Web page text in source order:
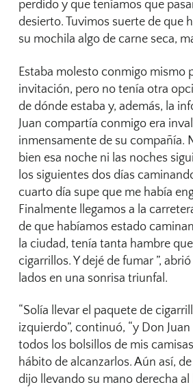
perdido y que teníamos que
desierto. Tuvimos suerte de que
su mochila algo de carne seca,
Estaba molesto conmigo mismo
invitación, pero no tenía otra
de dónde estaba y, además, la
Juan compartía conmigo era
inmensamente de su compañía.
bien esa noche ni las noches
los siguientes dos días
cuarto día supe que me había
Finalmente llegamos a la
de que habíamos estado
la ciudad, tenía tanta hambre
cigarrillos. Y dejé de fumar ”,
lados en una sonrisa triunfal.
“Solía llevar el paquete de
izquierdo”, continuó, “y Don
todos los bolsillos de mis
hábito de alcanzarlos. Aún así,
dijo llevando su mano derecha